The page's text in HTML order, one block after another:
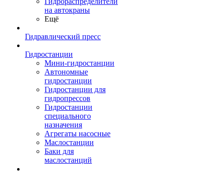
на автокраны
Ещё
Гидравлический пресс
Гидростанции
Мини-гидростанции
Автономные
гидростанции
Гидростанции для
гидропрессов
Гидростанции
специального
назначения
Агрегаты насосные
Маслостанции
Баки для
маслостанций